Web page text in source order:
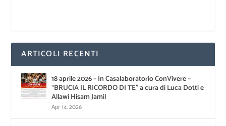
ARTICOLI RECENTI
18 aprile 2026 – In Casalaboratorio ConVivere –
“BRUCIA IL RICORDO DI TE” a cura di Luca Dotti e
Allawi Hisam Jamil
Apr 14, 2026